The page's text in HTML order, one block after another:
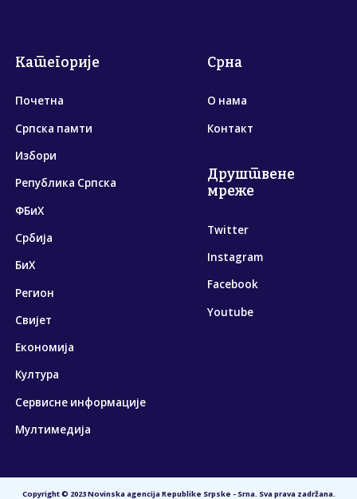
Категорије
Почетна
Српска памти
Избори
Република Српска
ФБиХ
Србија
БиХ
Регион
Свијет
Економија
Култура
Сервисне информације
Мултимедија
Срна
О нама
Контакт
Друштвене
мреже
Twitter
Instagram
Facebook
Youtube
Copyright © 2023 Novinska agencija Republike Srpske - Srna. Sva prava zadržana.